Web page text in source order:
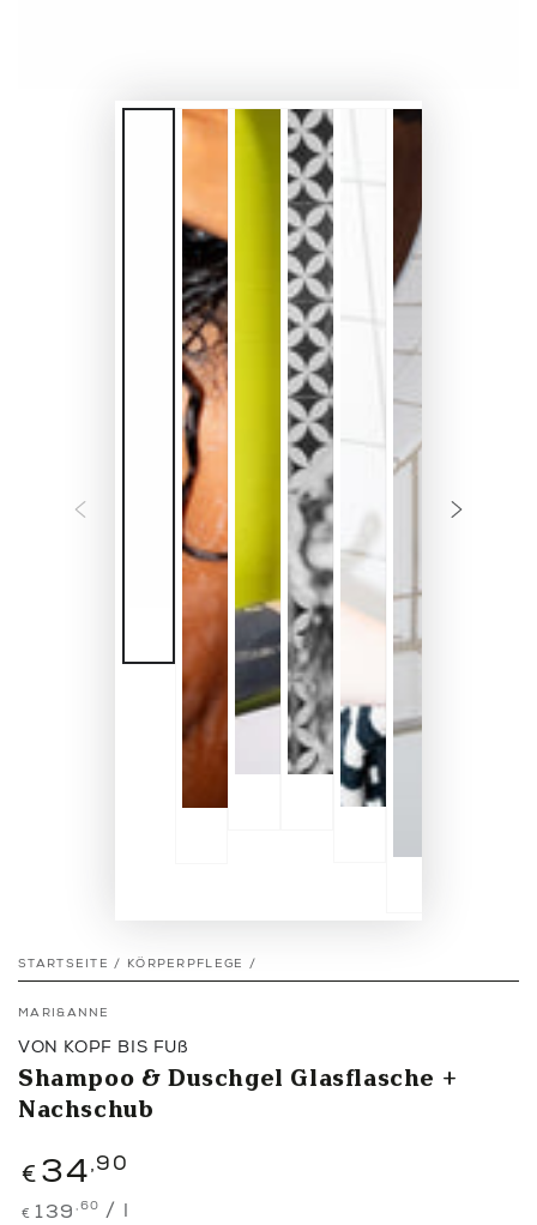
STARTSEITE / KÖRPERPFLEGE /
MARI&ANNE
VON KOPF BIS FUß
Shampoo & Duschgel Glasflasche +
Nachschub
Regulärer
€ 34,90
Stückpreis
€ 139 ,60 / pro
l